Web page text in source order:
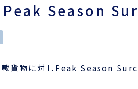
）
輸
会
Peak Season
貨物に対しPeak Season